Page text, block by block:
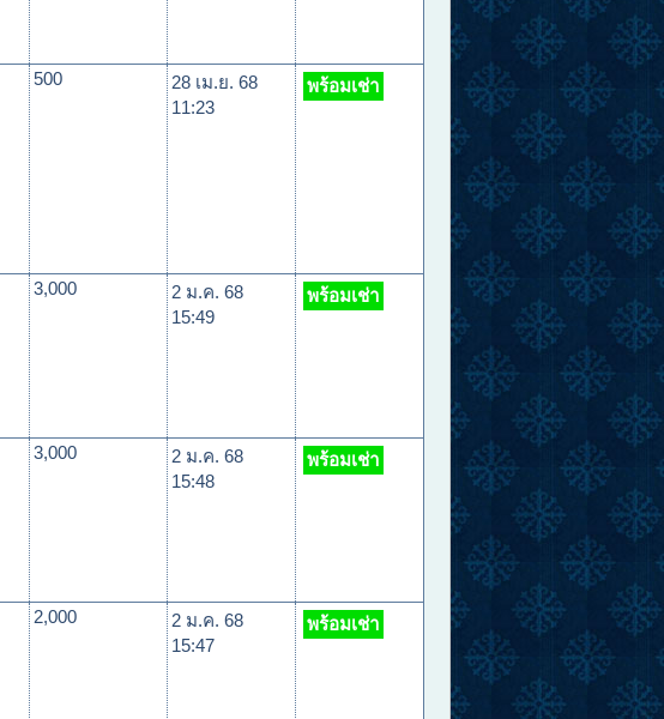
500
28 เม.ย. 68
11:23
พร้อมเช่า
3,000
2 ม.ค. 68
15:49
พร้อมเช่า
3,000
2 ม.ค. 68
15:48
พร้อมเช่า
2,000
2 ม.ค. 68
15:47
พร้อมเช่า